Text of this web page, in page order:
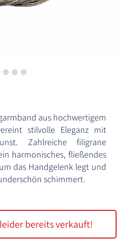
aus hochwertigem
stilvolle Eleganz mit
Zahlreiche filigrane
harmonisches, fließendes
das Handgelenk legt und
schimmert.
bereits verkauft!